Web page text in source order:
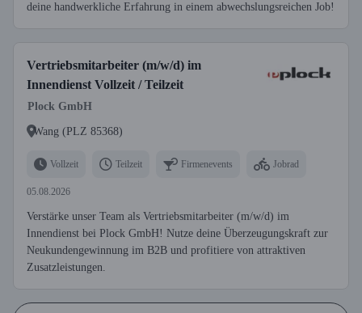
deine handwerkliche Erfahrung in einem abwechslungsreichen Job!
Vertriebsmitarbeiter (m/w/d) im
Innendienst Vollzeit / Teilzeit
Plock GmbH
Wang (PLZ 85368)
Vollzeit Teilzeit Firmenevents Jobrad
05.08.2026
Verstärke unser Team als Vertriebsmitarbeiter (m/w/d) im
Innendienst bei Plock GmbH! Nutze deine Überzeugungskraft zur
Neukundengewinnung im B2B und profitiere von attraktiven
Zusatzleistungen.